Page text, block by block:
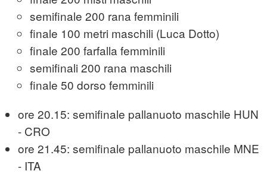
semifinale 200 rana femminili
finale 100 metri maschili (Luca Dotto)
finale 200 farfalla femminili
semifinali 200 rana maschili
finale 50 dorso femminili
ore 20.15: semifinale pallanuoto maschile HUN
- CRO
ore 21.45: semifinale pallanuoto maschile MNE
- ITA